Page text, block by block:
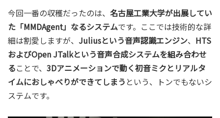
今回一番の収穫だったのは、 名古屋工業大学が出展してい
た「MMDAgent」なるシステムです。ここでは技術的な詳
細は割愛しますが、 Juliusという音声認識エンジン、 HTS
およびOpen JTalkという音声合成システムを組み合わせ
ることで、 3Dアニメーションで動く初音ミクとリアルタ
イムにおしゃべりができてしまう という、トンでもないシ
ステムです。